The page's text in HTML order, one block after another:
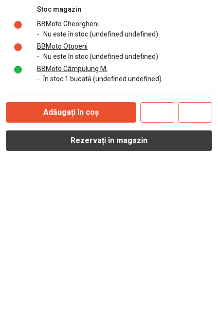
Stoc magazin
BBMoto Gheorgheni
-
Nu este în stoc (undefined undefined)
BBMoto Otopeni
-
Nu este în stoc (undefined undefined)
BBMoto Câmpulung M.
-
În stoc 1 bucată (undefined undefined)
Adăugați în coș
Rezervați în magazin